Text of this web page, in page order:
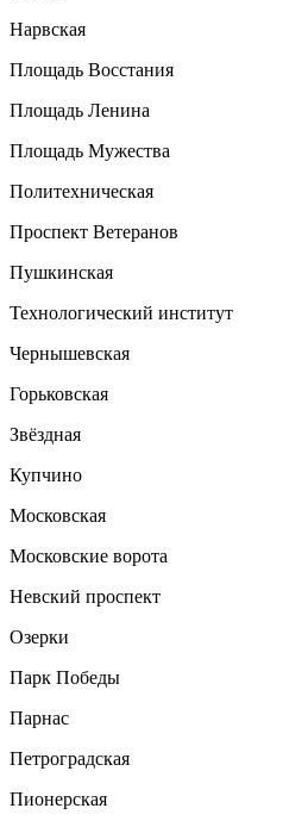
Нарвская
Площадь Восстания
Площадь Ленина
Площадь Мужества
Политехническая
Проспект Ветеранов
Пушкинская
Технологический институт
Чернышевская
Горьковская
Звёздная
Купчино
Московская
Московские ворота
Невский проспект
Озерки
Парк Победы
Парнас
Петроградская
Пионерская